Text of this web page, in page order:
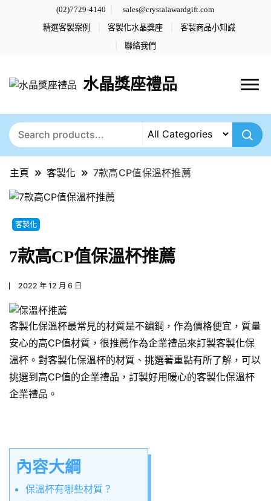
(02)7729-4140 sales@crystalawardgift.com
精選客製案例 客製化水晶獎座 客製商品小知識
聯絡我們
水晶獎座禮品
主頁 客製化 7款高CP值保溫杯推薦
客製化
7款高CP值保溫杯推薦
2022 年 12 月 6 日
客製化保溫杯最常見的材質是不鏽鋼，作為價格便宜，質量
安心的高CP值材質，很推薦作為企業禮品來訂製客製化保
溫杯。對客製化保溫杯的材質、挑選著重點有所了解，可以
挑選到高CP值的企業禮品，訂製好用暖心的客製化保溫杯
企業禮品。
內容大綱
保溫杯有哪些材質？